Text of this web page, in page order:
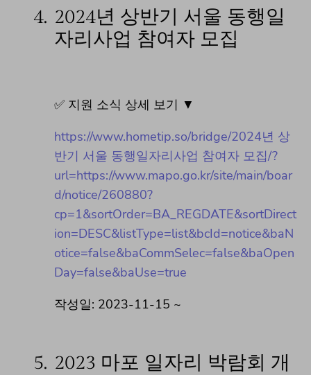
4. 2024년 상반기 서울 동행일
자리사업 참여자 모집
✅ 지원 소식 상세 보기 ▼
https://www.hometip.so/bridge/2024년 상
반기 서울 동행일자리사업 참여자 모집/?
url=https://www.mapo.go.kr/site/main/boar
d/notice/260880?
cp=1&sortOrder=BA_REGDATE&sortDirect
ion=DESC&listType=list&bcId=notice&baN
otice=false&baCommSelec=false&baOpen
Day=false&baUse=true
작성일: 2023-11-15 ~
5. 2023 마포 일자리 박람회 개